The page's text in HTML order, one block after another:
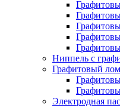
Ниппель с
Графитовый
Электродная